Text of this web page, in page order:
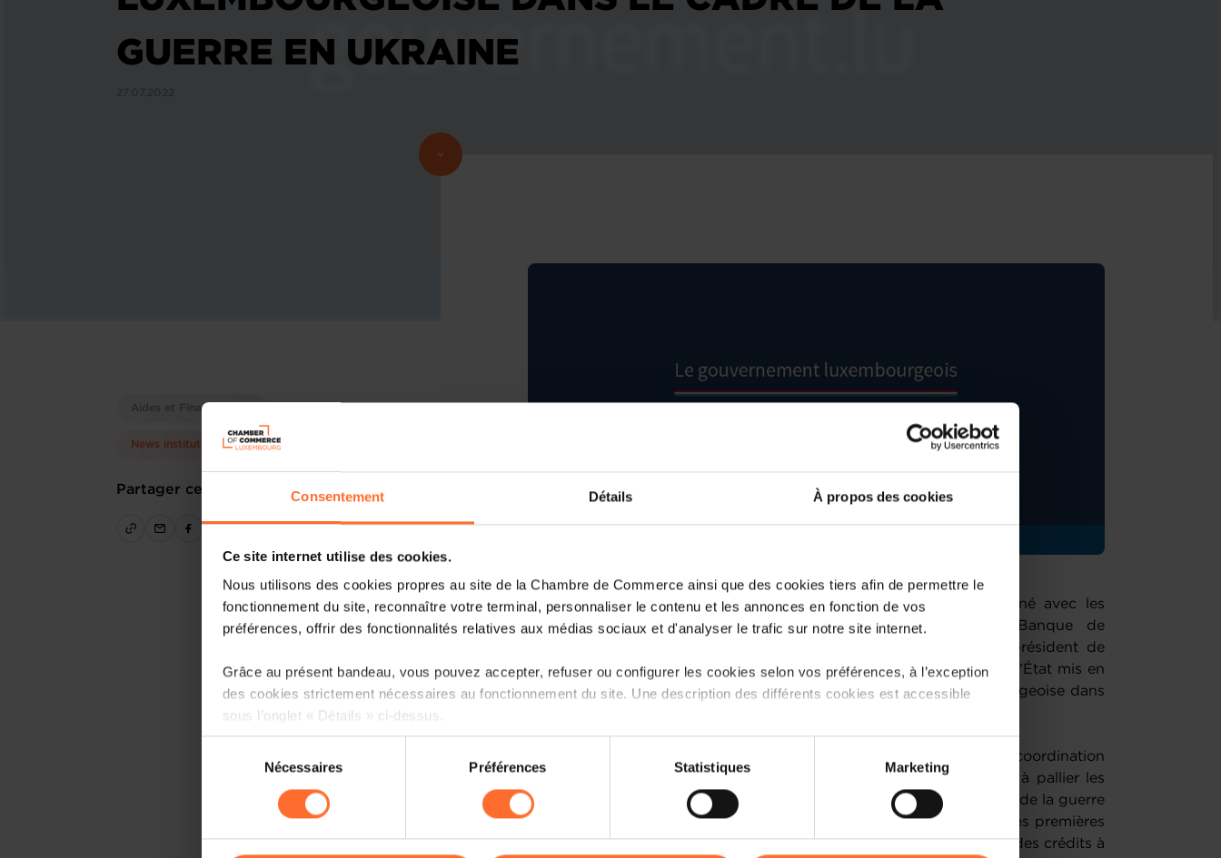
Consentement Détails À propos des cookies
Ce site internet utilise des cookies.
Nous utilisons des cookies propres au site de la Chambre de Commerce ainsi que des cookies tiers afin de permettre le
fonctionnement du site, reconnaître votre terminal, personnaliser le contenu et les annonces en fonction de vos
préférences, offrir des fonctionnalités relatives aux médias sociaux et d'analyser le trafic sur notre site internet.
Grâce au présent bandeau, vous pouvez accepter, refuser ou configurer les cookies selon vos préférences, à l’exception
des cookies strictement nécessaires au fonctionnement du site. Une description des différents cookies est accessible
sous l’onglet « Détails » ci-dessus.
Il est précisé que la navigation sur le site et certaines fonctionnalités (ex : lecture de vidéos, partage sur les réseaux
cas de refus de tous les cookies ou des cookies non nécessaires.
consentement
Nécessaires Préférences Statistiques Marketing
GUERRE EN UKRAINE
Aides et Financements
News institutionnelles
Partager cet article
Le 27 juillet 2022, la ministre des Finances Yuriko Backes a signé avec les
représentants des banques BCEE, BIL, BGL BNP Paribas, Banque de
Luxembourg, Raiffeisen et ING, en présence de Guy Hoffmann, président de
l'ABBL, une convention encadrant le régime des prêts garantis par l'État mis en
place par la loi du 15 juillet 2022 en faveur de l'économie luxembourgeoise dans
Ce régime a été annoncé à l'issue des réunions du Comité de coordination
tripartite de mars 2022 dans le cadre du «Solidaritéitspak». Il vise à pallier les
besoins en liquidités des entreprises touchées par les conséquences de la guerre
en Ukraine, en particulier la hausse substantielle des prix des matières premières
et de l'énergie en s’assurant que les banques continuent à accorder des crédits à